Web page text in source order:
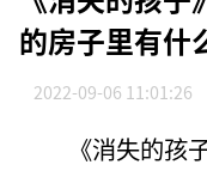
的房子里有什
2022-09-06 11:01:26
《消失的孩